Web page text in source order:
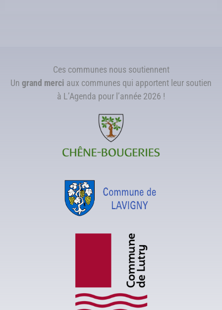
Ces communes nous soutiennent
Un grand merci aux communes qui apportent leur soutien
à L’Agenda pour l’année 2026 !